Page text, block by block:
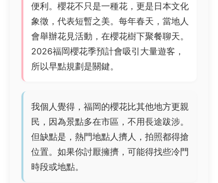
便利。櫻花不只是一種花，更是日本文化
象徵，代表短暫之美。每年春天，當地人
會舉辦花見活動，在櫻花樹下聚餐聊天。
2026福岡櫻花季預計會吸引大量遊客，
所以早點規劃是關鍵。
我個人覺得，福岡的櫻花比其他地方更親
民，因為景點多在市區，不用長途跋涉。
但缺點是，熱門地點人擠人，拍照都得搶
位置。如果你討厭擁擠，可能得找些冷門
時段或地點。